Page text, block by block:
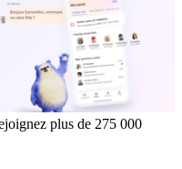
plus de 275 000